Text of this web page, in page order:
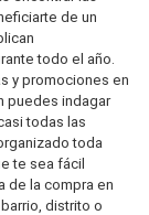
de un
todo el año.
y promociones en
puedes indagar
todas las
toda
te sea fácil
de la compra en
distrito o